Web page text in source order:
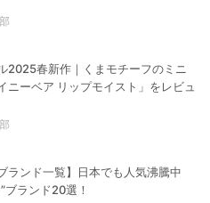
2025春新作｜くまモチーフのミニ
ニーベア リップモイスト」をレビュ
ランド一覧】日本でも人気沸騰中
ブランド20選！